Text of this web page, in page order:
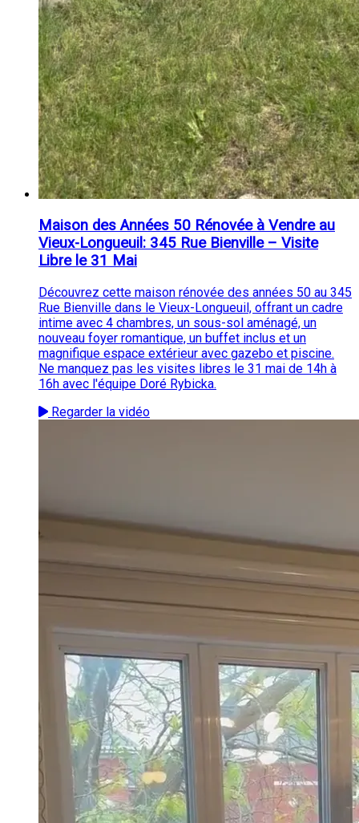
Maison des Années 50 Rénovée à Vendre au
Vieux-Longueuil: 345 Rue Bienville – Visite
Libre le 31 Mai
Découvrez cette maison rénovée des années 50 au 345
Rue Bienville dans le Vieux-Longueuil, offrant un cadre
intime avec 4 chambres, un sous-sol aménagé, un
nouveau foyer romantique, un buffet inclus et un
magnifique espace extérieur avec gazebo et piscine.
Ne manquez pas les visites libres le 31 mai de 14h à
16h avec l'équipe Doré Rybicka.
Regarder la vidéo